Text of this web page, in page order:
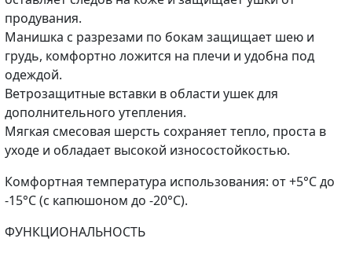
продувания.
Манишка с разрезами по бокам защищает шею и
грудь, комфортно ложится на плечи и удобна под
одеждой.
Ветрозащитные вставки в области ушек для
дополнительного утепления.
Мягкая смесовая шерсть сохраняет тепло, проста в
уходе и обладает высокой износостойкостью.
Комфортная температура использования: от +5°C до
-15°C (с капюшоном до -20°C).
ФУНКЦИОНАЛЬНОСТЬ